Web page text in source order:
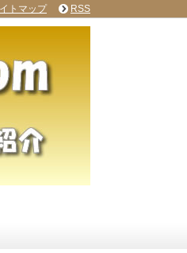
トマップ RSS